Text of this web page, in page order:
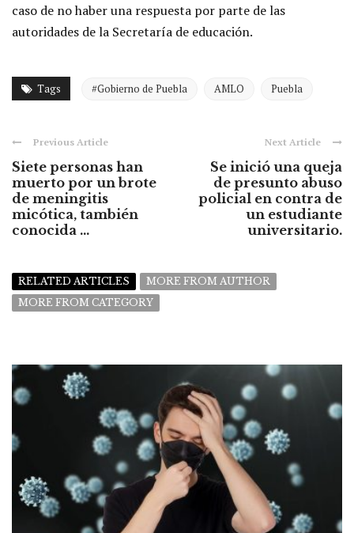
caso de no haber una respuesta por parte de las
autoridades de la Secretaría de educación.
Tags #Gobierno de Puebla AMLO Puebla
Previous Article
Siete personas han
muerto por un brote
de meningitis
micótica, también
conocida ...
Next Article
Se inició una queja
de presunto abuso
policial en contra de
un estudiante
universitario.
RELATED ARTICLES
MORE FROM AUTHOR
MORE FROM CATEGORY